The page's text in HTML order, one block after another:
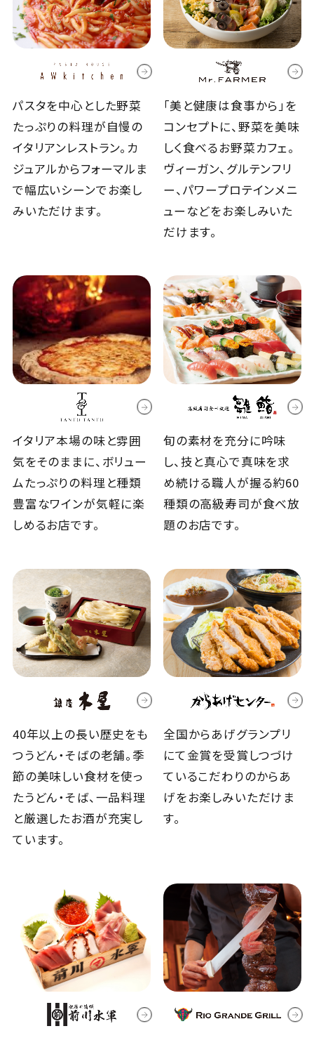
パスタを中心とした野菜
たっぷりの料理が自慢の
イタリアンレストラン。カ
ジュアルからフォーマルま
で幅広いシーンでお楽し
みいただけます。
｢美と健康は食事から」を
コンセプトに、野菜を美味
しく食べるお野菜カフェ。
ヴィーガン、グルテンフリ
ー、パワープロテインメニ
ューなどをお楽しみいた
だけます。
イタリア本場の味と雰囲
気をそのままに、ボリュー
ムたっぷりの料理と種類
豊富なワインが気軽に楽
しめるお店です。
旬の素材を充分に吟味
し、技と真心で真味を求
め続ける職人が握る約60
種類の高級寿司が食べ放
題のお店です。
40年以上の長い歴史をも
つうどん・そばの老舗。季
節の美味しい食材を使っ
たうどん・そば、一品料理
と厳選したお酒が充実し
ています。
全国からあげグランプリ
にて金賞を受賞しつづけ
ているこだわりのからあ
げをお楽しみいただけま
す。